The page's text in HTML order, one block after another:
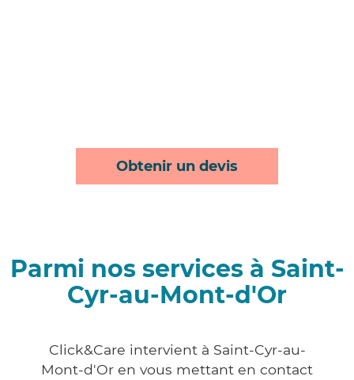
Obtenir un devis
Parmi nos services à Saint-
Cyr-au-Mont-d'Or
Click&Care intervient à Saint-Cyr-au-
Mont-d'Or en vous mettant en contact